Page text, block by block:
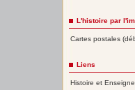
L'histoire par
Cartes postales
Liens
Histoire et